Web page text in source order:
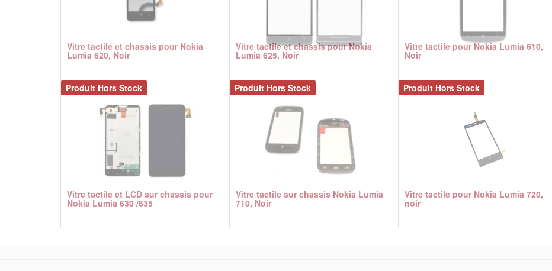
Vitre tactile et chassis pour Nokia
Lumia 620, Noir
Vitre tactile et chassis pour Nokia
Lumia 625, Noir
Vitre tactile pour Nokia Lumia 610,
Noir
Vitre tactile et LCD sur chassis pour
Nokia Lumia 630 /635
Produit Hors Stock
Vitre tactile sur chassis Nokia Lumia
710, Noir
Produit Hors Stock
Vitre tactile pour Nokia Lumia 720,
noir
Produit Hors Stock